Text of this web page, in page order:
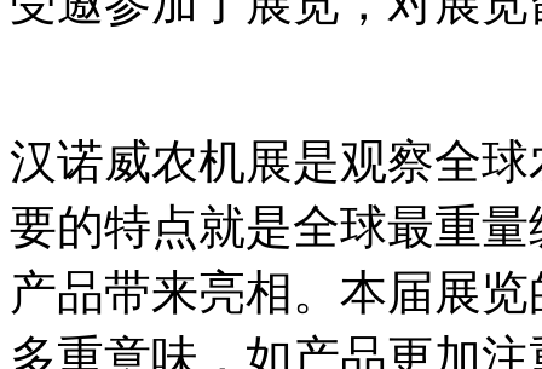
汉诺威农机展是观察全
要的特点就是全球最重
产品带来亮相。本届展
多重意味，如产品更加